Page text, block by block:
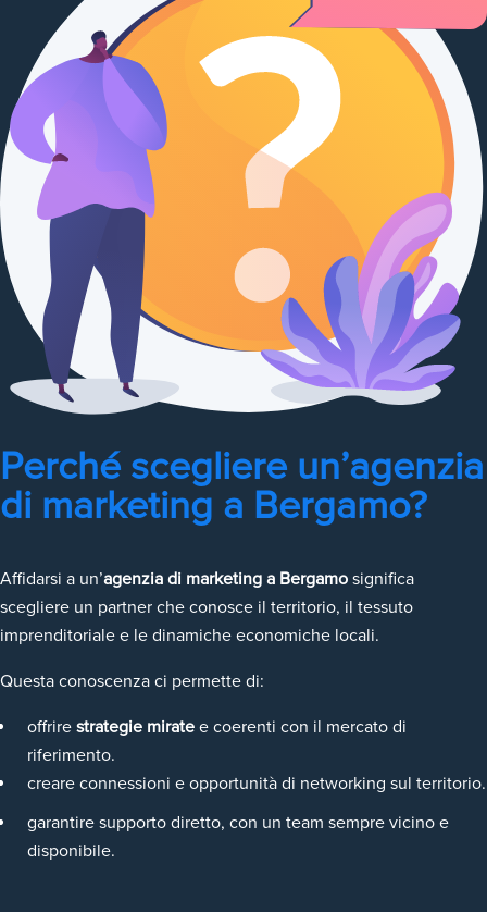
Perché scegliere un’agenzia
di marketing a Bergamo?
Affidarsi a un’agenzia di marketing a Bergamo significa
scegliere un partner che conosce il territorio, il tessuto
imprenditoriale e le dinamiche economiche locali.
Questa conoscenza ci permette di:
offrire strategie mirate e coerenti con il mercato di
riferimento.
creare connessioni e opportunità di networking sul territorio.
garantire supporto diretto, con un team sempre vicino e
disponibile.